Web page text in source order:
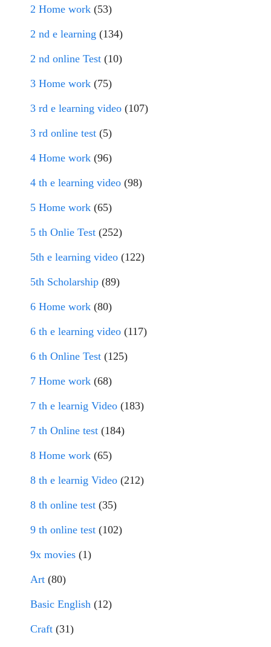
2 Home work (53)
2 nd e learning (134)
2 nd online Test (10)
3 Home work (75)
3 rd e learning video (107)
3 rd online test (5)
4 Home work (96)
4 th e learning video (98)
5 Home work (65)
5 th Onlie Test (252)
5th e learning video (122)
5th Scholarship (89)
6 Home work (80)
6 th e learning video (117)
6 th Online Test (125)
7 Home work (68)
7 th e learnig Video (183)
7 th Online test (184)
8 Home work (65)
8 th e learnig Video (212)
8 th online test (35)
9 th online test (102)
9x movies (1)
Art (80)
Basic English (12)
Craft (31)